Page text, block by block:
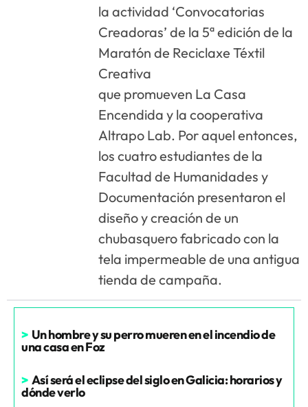
la actividad ‘Convocatorias
Creadoras’ de la 5ª edición de la
Maratón de Reciclaxe Téxtil
Creativa
que promueven La Casa
Encendida y la cooperativa
Altrapo Lab. Por aquel entonces,
los cuatro estudiantes de la
Facultad de Humanidades y
Documentación presentaron el
diseño y creación de un
chubasquero fabricado con la
tela impermeable de una antigua
tienda de campaña.
> Un hombre y su perro mueren en el incendio de
una casa en Foz
> Así será el eclipse del siglo en Galicia: horarios y
dónde verlo